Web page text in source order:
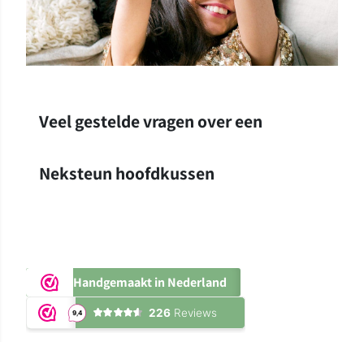
Veel gestelde vragen over een
Neksteun hoofdkussen
Handgemaakt in Nederland